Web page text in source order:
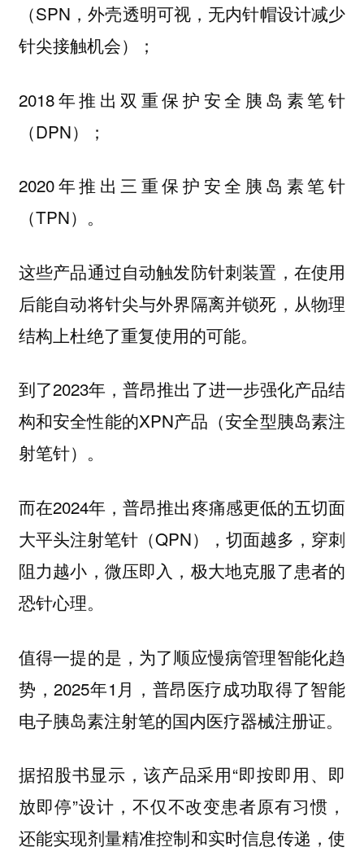
（SPN，外壳透明可视，无内针帽设计减少
针尖接触机会）；
2018年推出双重保护安全胰岛素笔针
（DPN）；
2020年推出三重保护安全胰岛素笔针
（TPN）。
这些产品通过自动触发防针刺装置，在使用
后能自动将针尖与外界隔离并锁死，从物理
结构上杜绝了重复使用的可能。
到了2023年，普昂推出了进一步强化产品结
构和安全性能的XPN产品（安全型胰岛素注
射笔针）。
而在2024年，普昂推出疼痛感更低的五切面
大平头注射笔针（QPN），切面越多，穿刺
阻力越小，微压即入，极大地克服了患者的
恐针心理。
值得一提的是，为了顺应慢病管理智能化趋
势，2025年1月，普昂医疗成功取得了智能
电子胰岛素注射笔的国内医疗器械注册证。
据招股书显示，该产品采用“即按即用、即
放即停”设计，不仅不改变患者原有习惯，
还能实现剂量精准控制和实时信息传递，使